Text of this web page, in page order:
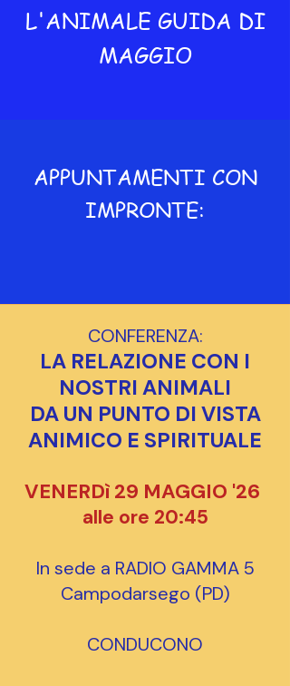
L'ANIMALE GUIDA DI
MAGGIO
APPUNTAMENTI CON
IMPRONTE:
CONFERENZA:
LA RELAZIONE CON I
NOSTRI ANIMALI
DA UN PUNTO DI VISTA
ANIMICO E SPIRITUALE
VENERDì 29 MAGGIO '26
alle ore 20:45
In sede a RADIO GAMMA 5
Campodarsego (PD)
CONDUCONO